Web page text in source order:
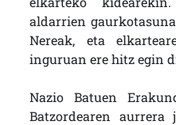
aldarrien
Nereak, eta
inguruan ere hitz egin
Nazio Batuen
Batzordearen